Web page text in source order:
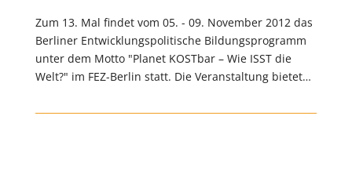
Zum 13. Mal findet vom 05. - 09. November 2012 das
Berliner Entwicklungspolitische Bildungsprogramm
unter dem Motto "Planet KOSTbar – Wie ISST die
Welt?" im FEZ-Berlin statt. Die Veranstaltung bietet…